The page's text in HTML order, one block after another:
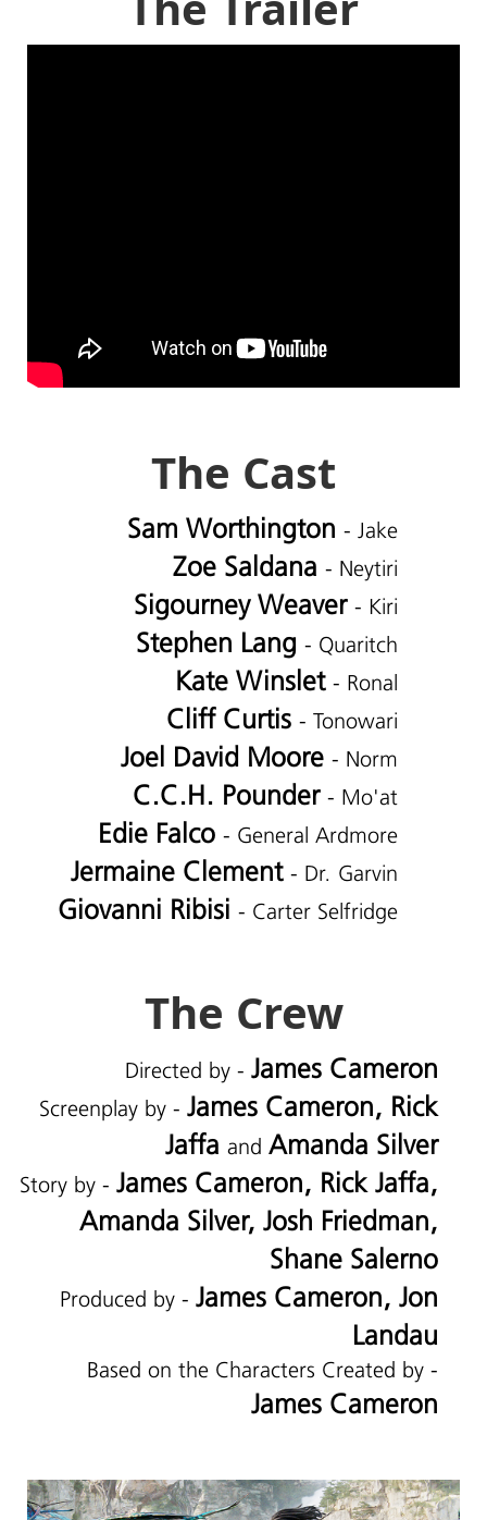
The Cast
Sam Worthington - Jake
Zoe Saldana - Neytiri
Sigourney Weaver- Kiri
Stephen Lang - Quaritch
Kate Winslet- Ronal
Cliff Curtis- Tonowari
Joel David Moore- Norm
C.C.H. Pounder- Mo'at
Edie Falco- General Ardmore
Jermaine Clement- Dr. Garvin
Giovanni Ribisi - Carter Selfridge
The Crew
Directed by -James Cameron
Screenplay by -James Cameron, Rick
Jaffa andAmanda Silver
Story by -James Cameron, Rick Jaffa,
Amanda Silver, Josh Friedman,
Shane Salerno
Produced by -James Cameron, Jon
Landau
Based on the Characters Created by -
James Cameron